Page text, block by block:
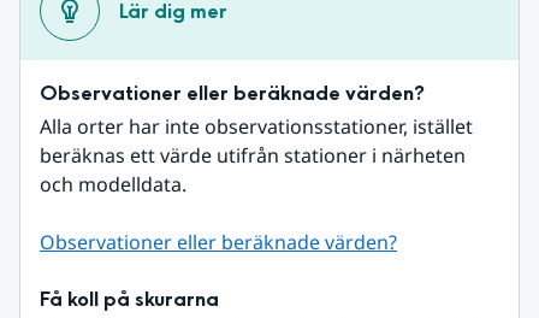
Lär dig mer
Observationer eller beräknade värden?
Alla orter har inte observationsstationer, istället
beräknas ett värde utifrån stationer i närheten
och modelldata.
Observationer eller beräknade värden?
Få koll på skurarna